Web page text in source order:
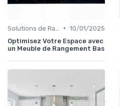
• 10/01/2025
Optimisez Votre Espace avec
un Meuble de Rangement Bas